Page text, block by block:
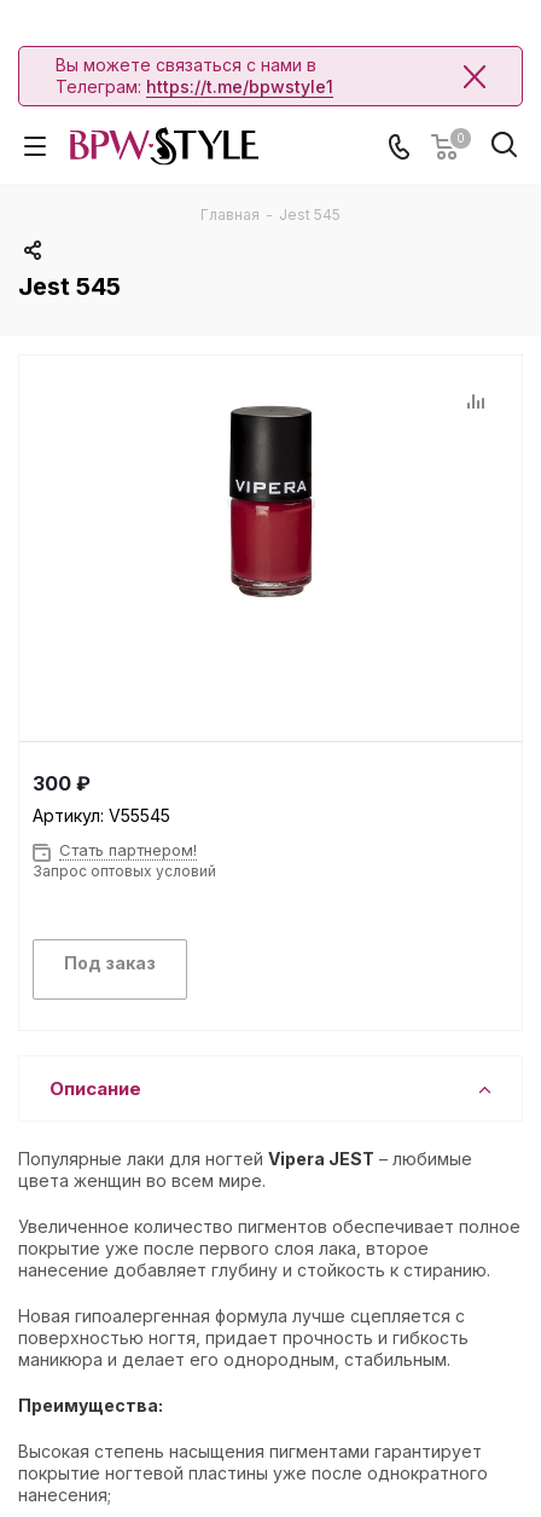
Вы можете связаться с нами в
Телеграм: https://t.me/bpwstyle1
0
Главная - Jest 545
Jest 545
300 ₽
Артикул: V55545
Стать партнером!
Запрос оптовых условий
Под заказ
Описание
Популярные лаки для ногтей Vipera JEST – любимые
цвета женщин во всем мире.
Увеличенное количество пигментов обеспечивает полное
покрытие уже после первого слоя лака, второе
нанесение добавляет глубину и стойкость к стиранию.
Новая гипоалергенная формула лучше сцепляется с
поверхностью ногтя, придает прочность и гибкость
маникюра и делает его однородным, стабильным.
Преимущества:
Высокая степень насыщения пигментами гарантирует
покрытие ногтевой пластины уже после однократного
нанесения;